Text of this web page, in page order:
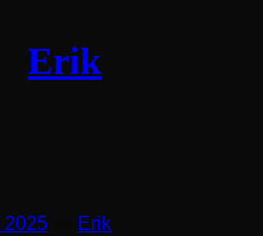
Erik
2025 Erik